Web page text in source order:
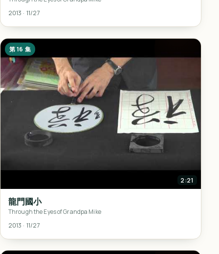
2013 · 11/27
第 16 集
2:21
龍門國小
Through the Eyes of Grandpa Mike
2013 · 11/27